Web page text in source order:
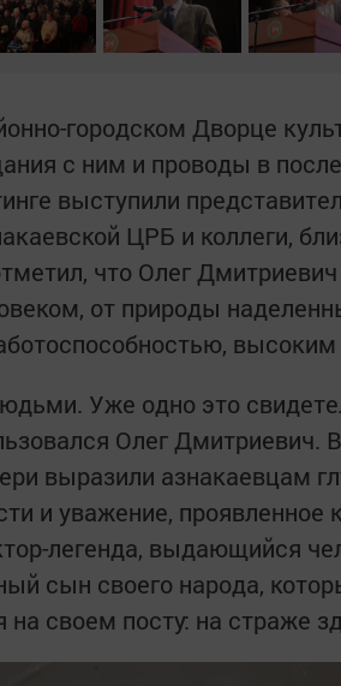
городском Дворце
с ним и проводы в
выступили
ЦРБ и коллеги,
что Олег
от природы
Уже одно это
Олег Дмитриевич.
выразили азнакаевцам
и уважение, проявленное
легенда, выдающийся
сын своего народа,
на своем посту: на страже